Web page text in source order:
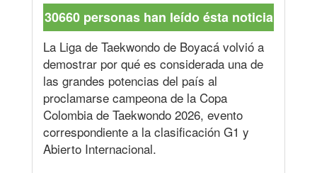
30660 personas han leído ésta noticia
La Liga de Taekwondo de Boyacá volvió a
demostrar por qué es considerada una de
las grandes potencias del país al
proclamarse campeona de la Copa
Colombia de Taekwondo 2026, evento
correspondiente a la clasificación G1 y
Abierto Internacional.